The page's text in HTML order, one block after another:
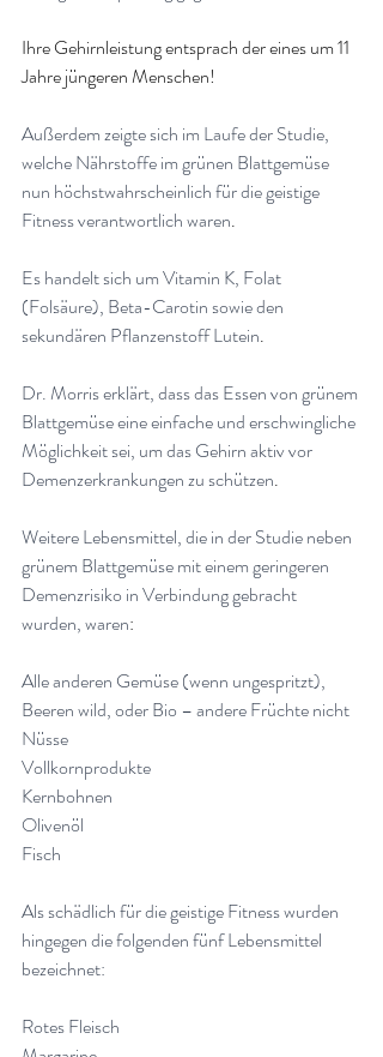
Ihre Gehirnleistung entsprach der eines um 11
Jahre jüngeren Menschen!
Außerdem zeigte sich im Laufe der Studie,
welche Nährstoffe im grünen Blattgemüse
nun höchstwahrscheinlich für die geistige
Fitness verantwortlich waren.
Es handelt sich um Vitamin K, Folat
(Folsäure), Beta-Carotin sowie den
sekundären Pflanzenstoff Lutein.
Dr. Morris erklärt, dass das Essen von grünem
Blattgemüse eine einfache und erschwingliche
Möglichkeit sei, um das Gehirn aktiv vor
Demenzerkrankungen zu schützen.
Weitere Lebensmittel, die in der Studie neben
grünem Blattgemüse mit einem geringeren
Demenzrisiko in Verbindung gebracht
wurden, waren:
Alle anderen Gemüse (wenn ungespritzt),
Beeren wild, oder Bio – andere Früchte nicht
Nüsse
Vollkornprodukte
Kernbohnen
Olivenöl
Fisch
Als schädlich für die geistige Fitness wurden
hingegen die folgenden fünf Lebensmittel
bezeichnet:
Rotes Fleisch